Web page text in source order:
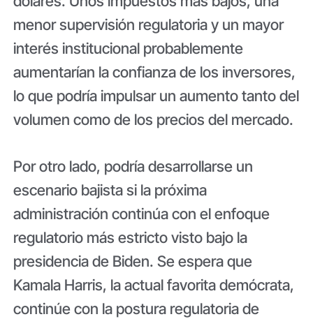
menor supervisión regulatoria y un mayor
interés institucional probablemente
aumentarían la confianza de los inversores,
lo que podría impulsar un aumento tanto del
volumen como de los precios del mercado.
Por otro lado, podría desarrollarse un
escenario bajista si la próxima
administración continúa con el enfoque
regulatorio más estricto visto bajo la
presidencia de Biden. Se espera que
Kamala Harris, la actual favorita demócrata,
continúe con la postura regulatoria de